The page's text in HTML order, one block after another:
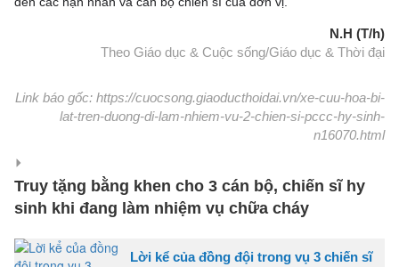
N.H (T/h)
Theo Giáo dục & Cuộc sống/Giáo dục & Thời đại
Link báo gốc: https://cuocsong.giaoducthoidai.vn/xe-cuu-hoa-bi-
lat-tren-duong-di-lam-nhiem-vu-2-chien-si-pccc-hy-sinh-
n16070.html
Truy tặng bằng khen cho 3 cán bộ, chiến sĩ hy
sinh khi đang làm nhiệm vụ chữa cháy
Lời kể của đồng đội trong vụ 3 chiến sĩ